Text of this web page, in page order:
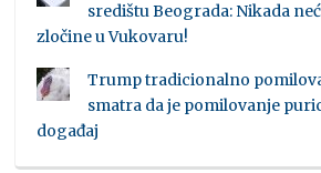
središtu Beograda: Nikada
zločine u Vukovaru!
Trump tradicionalno
smatra da je pomilovanje
događaj